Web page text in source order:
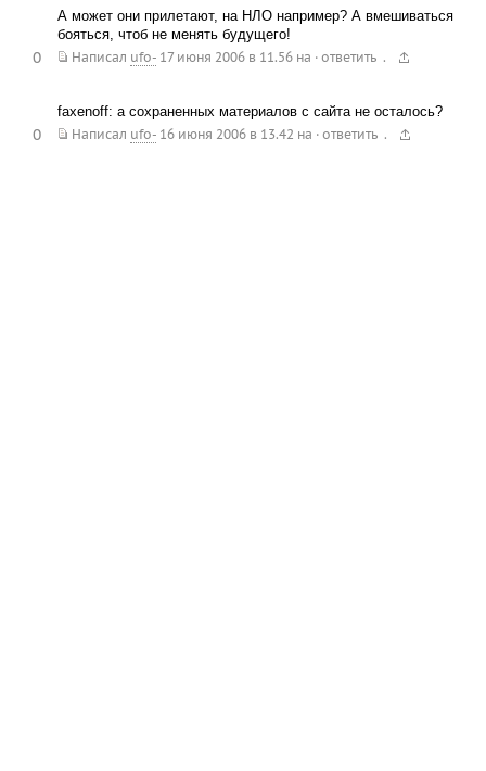
А может они прилетают, на НЛО например? А вмешиваться
бояться, чтоб не менять будущего!
Написал ufo- 17 июня 2006 в 11.56на · ответить .
0
faxenoff: а сохраненных материалов с сайта не осталось?
Написал ufo- 16 июня 2006 в 13.42 на · ответить .
0